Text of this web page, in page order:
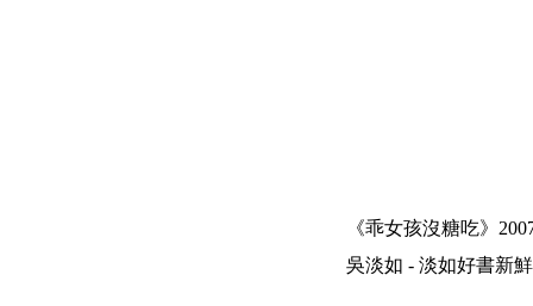
《乖女孩沒糖吃》
吳淡如 - 淡如好書新鮮